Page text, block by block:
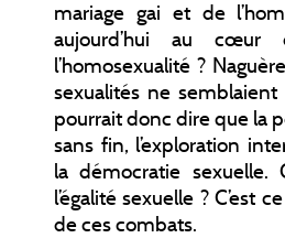
mariage gai et de
aujourd’hui au cœur
l’homosexualité ?
sexualités ne
pourrait donc dire que la
sans fin, l’exploration
la démocratie sexuelle.
l’égalité sexuelle ? C’est
de ces combats.